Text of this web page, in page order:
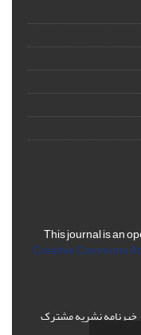
This journal is an
Creative Commons
خبرنامه نشریه مشترک